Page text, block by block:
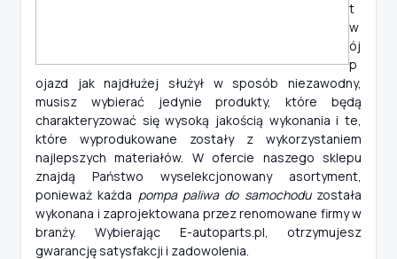
t
w
ój
p
ojazd jak najdłużej służył w sposób niezawodny,
musisz wybierać jedynie produkty, które będą
charakteryzować się wysoką jakością wykonania i te,
które wyprodukowane zostały z wykorzystaniem
najlepszych materiałów. W ofercie naszego sklepu
znajdą Państwo wyselekcjonowany asortyment,
ponieważ każda pompa paliwa do samochoduzostała
wykonana i zaprojektowana przez renomowane firmy w
branży. Wybierając E-autoparts.pl, otrzymujesz
gwarancję satysfakcji i zadowolenia.